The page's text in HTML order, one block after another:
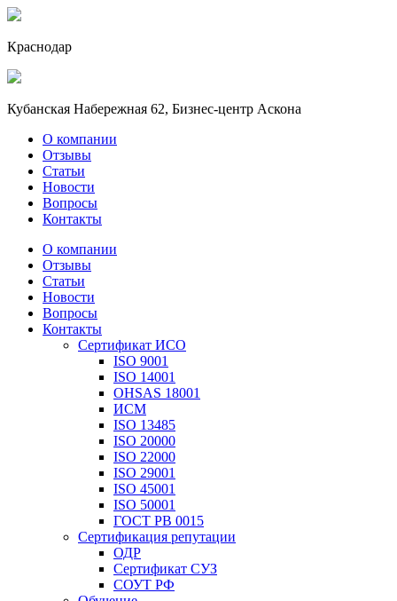
Краснодар
Кубанская Набережная 62, Бизнес-центр Аскона
О компании
Отзывы
Статьи
Новости
Вопросы
Контакты
О компании
Отзывы
Статьи
Новости
Вопросы
Контакты
Сертификат ИСО
ISO 9001
ISO 14001
OHSAS 18001
ИСМ
ISO 13485
ISO 20000
ISO 22000
ISO 29001
ISO 45001
ISO 50001
ГОСТ РВ 0015
Сертификация репутации
ОДР
Сертификат СУЗ
СОУТ РФ